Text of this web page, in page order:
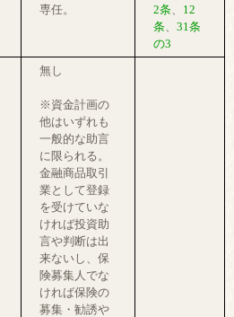
専任。
2条
12
条
31条
の3
無し
※資金計画の
他はいずれも
一般的な助言
に限られる。
金融商品取引
業として登録
を受けていな
ければ投資助
言や判断は出
来ないし、保
険募集人でな
ければ保険の
募集・勧誘や